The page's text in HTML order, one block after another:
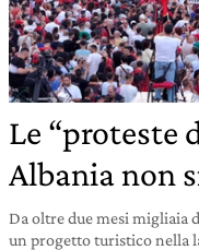
Le “proteste
Albania non
Da oltre due mesi migliaia
un progetto turistico nella